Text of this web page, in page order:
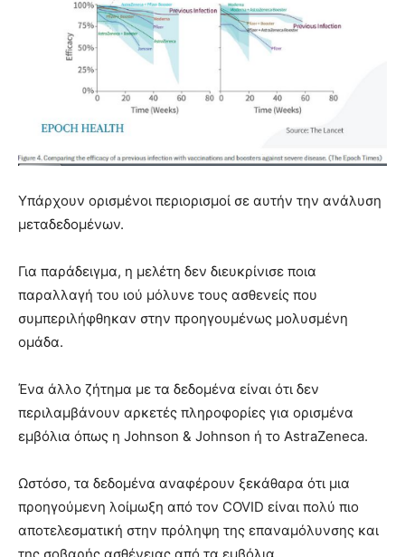
Υπάρχουν ορισμένοι περιορισμοί σε αυτήν την ανάλυση
μεταδεδομένων.
Για παράδειγμα, η μελέτη δεν διευκρίνισε ποια
παραλλαγή του ιού μόλυνε τους ασθενείς που
συμπεριλήφθηκαν στην προηγουμένως μολυσμένη
ομάδα.
Ένα άλλο ζήτημα με τα δεδομένα είναι ότι δεν
περιλαμβάνουν αρκετές πληροφορίες για ορισμένα
εμβόλια όπως η Johnson & Johnson ή το AstraZeneca.
Ωστόσο, τα δεδομένα αναφέρουν ξεκάθαρα ότι μια
προηγούμενη λοίμωξη από τον COVID είναι πολύ πιο
αποτελεσματική στην πρόληψη της επαναμόλυνσης και
της σοβαρής ασθένειας από τα εμβόλια.